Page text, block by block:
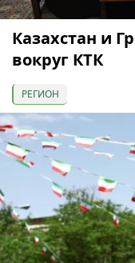
Казахстан и
вокруг КТК
РЕГИОН